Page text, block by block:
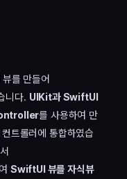
를 만들어
니다. UIKit과 SwiftUI
를 사용하여 만
트롤러에 통합하였습
SwiftUI 뷰를 자식뷰